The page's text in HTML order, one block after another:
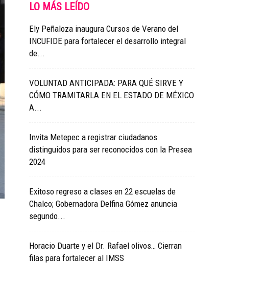
LO MÁS LEÍDO
Ely Peñaloza inaugura Cursos de Verano del
INCUFIDE para fortalecer el desarrollo integral
de...
VOLUNTAD ANTICIPADA: PARA QUÉ SIRVE Y
CÓMO TRAMITARLA EN EL ESTADO DE MÉXICO
A...
Invita Metepec a registrar ciudadanos
distinguidos para ser reconocidos con la Presea
2024
Exitoso regreso a clases en 22 escuelas de
Chalco; Gobernadora Delfina Gómez anuncia
segundo...
Horacio Duarte y el Dr. Rafael olivos… Cierran
filas para fortalecer al IMSS